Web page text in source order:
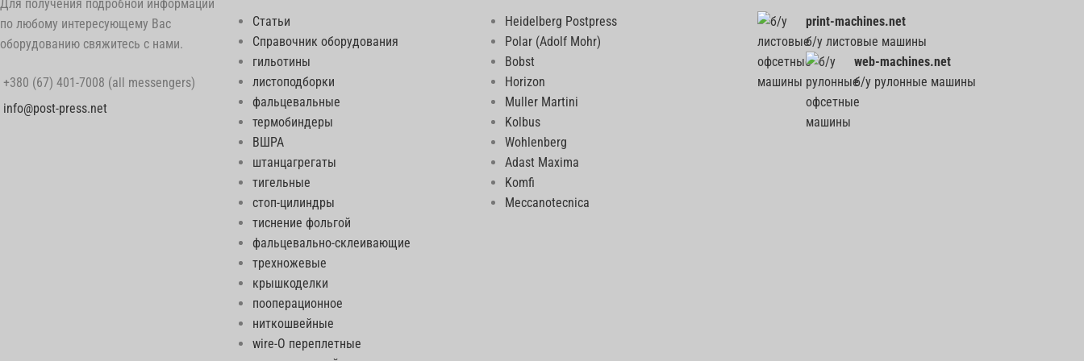
Для получения подробной информации
по любому интересующему Вас
оборудованию свяжитесь с нами.
+380 (67) 401-7008 (all messengers)
info@post-press.net
Статьи
Справочник оборудования
гильотины
листоподборки
фальцевальные
термобиндеры
ВШРА
штанцагрегаты
тигельные
стоп-цилиндры
тиснение фольгой
фальцевально-склеивающие
трехножевые
крышкоделки
пооперационное
ниткошвейные
wire-O переплетные
Heidelberg Postpress
Polar (Adolf Mohr)
Bobst
Horizon
Muller Martini
Kolbus
Wohlenberg
Adast Maxima
Komfi
Meccanotecnica
print-machines.net
б/у листовые машины
web-machines.net
б/у рулонные машины